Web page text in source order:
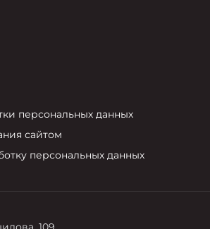
персональных данных
сайтом
персональных данных